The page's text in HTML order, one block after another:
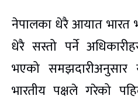
नेपालका धेरै आयात
धेरै सस्तो पर्ने
भएको
भारतीय पक्षले गरेको